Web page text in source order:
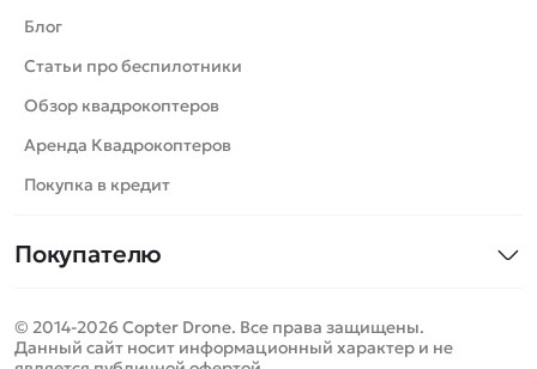
Вертолеты
Катера
Роботы
Самолеты
Сборные модели
Спецтехника
Игрушки
Блог
Статьи про беспилотники
Обзор квадрокоптеров
Аренда Квадрокоптеров
Покупка в кредит
Покупателю
Оплата и доставка
© 2014-2026 Copter Drone. Все права защищены.
Данный сайт носит информационный характер и не